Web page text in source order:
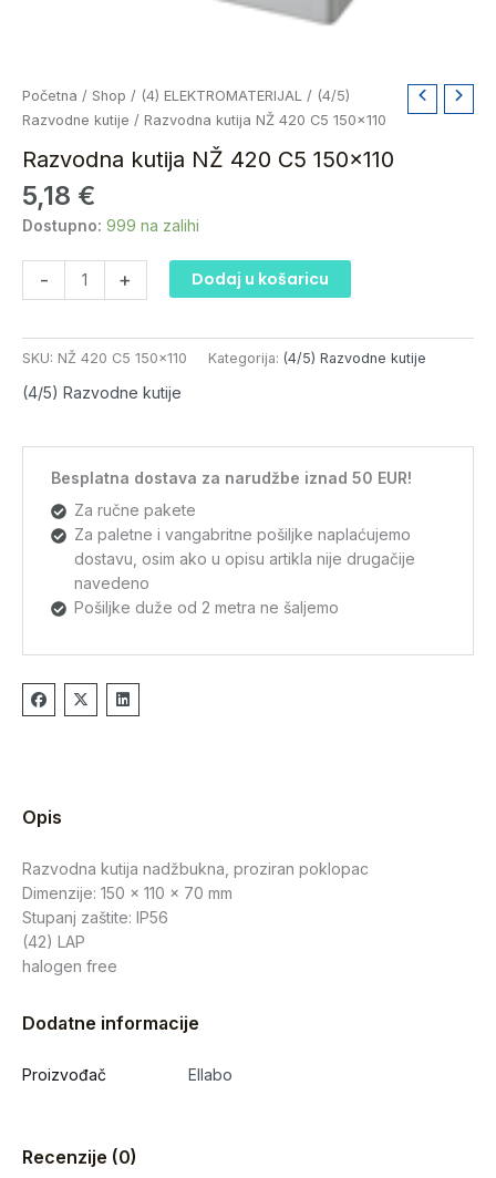
Početna / Shop / (4) ELEKTROMATERIJAL / (4/5)
Razvodne kutije / Razvodna kutija NŽ 420 C5 150×110
Razvodna kutija NŽ 420 C5 150×110
5,18 €
Dostupno: 999 na zalihi
-
Razvodna
kutija
420
C5
150x110
količina
+ Dodaj u košaricu
SKU: NŽ 420 C5 150x110 Kategorija: (4/5) Razvodne kutije
(4/5) Razvodne kutije
Besplatna dostava za narudžbe iznad 50 EUR!
Za ručne pakete
Za paletne i vangabritne pošiljke naplaćujemo
dostavu, osim ako u opisu artikla nije drugačije
navedeno
Pošiljke duže od 2 metra ne šaljemo
Opis
Razvodna kutija nadžbukna, proziran poklopac
Dimenzije: 150 x 110 x 70 mm
Stupanj zaštite: IP56
(42) LAP
halogen free
Dodatne informacije
Proizvođač Ellabo
Recenzije (0)